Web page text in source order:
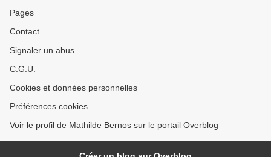
Pages
Contact
Signaler un abus
C.G.U.
Cookies et données personnelles
Préférences cookies
Voir le profil de Mathilde Bernos sur le portail Overblog